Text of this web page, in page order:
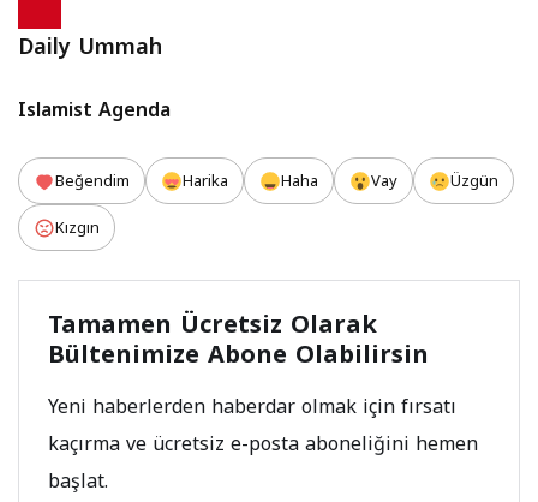
Daily Ummah
Islamist Agenda
Beğendim Harika Haha Vay
Üzgün
Kızgın
Tamamen Ücretsiz Olarak
Bültenimize Abone Olabilirsin
Yeni haberlerden haberdar olmak için fırsatı
kaçırma ve ücretsiz e-posta aboneliğini hemen
başlat.